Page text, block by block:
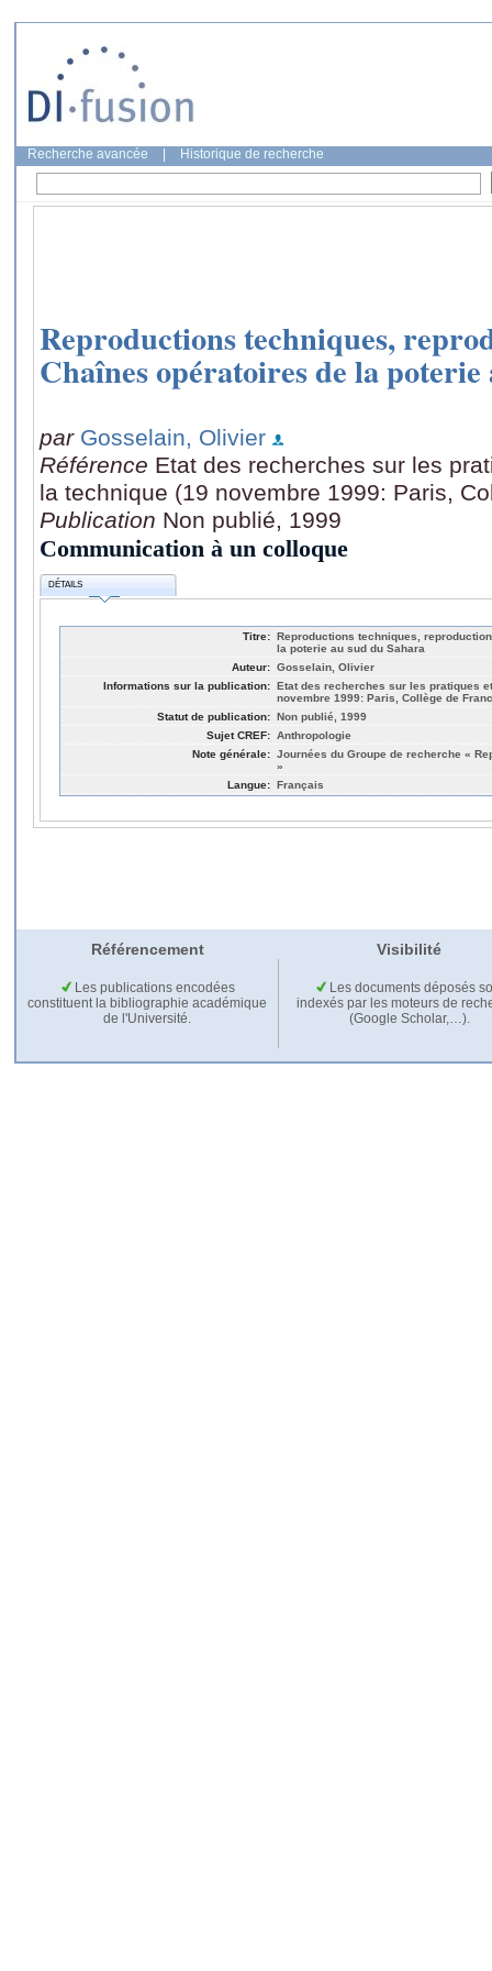
Recherche avancée Historique de recherche
Reproductions techniques,
Chaînes opératoires de la
par Gosselain, Olivier
Référence Etat des recherches sur les
la technique (19 novembre 1999: Paris,
Publication Non publié, 1999
Communication à un colloque
DÉTAILS
Titre: Reproductions techniques,
la poterie au sud du Sahara
Auteur: Gosselain, Olivier
Informations sur la publication: Etat des recherches sur les pratiques
novembre 1999: Paris, Collège de
Statut de publication: Non publié, 1999
Sujet CREF: Anthropologie
Note générale: Journées du Groupe de recherche «
»
Langue: Français
Référencement Visibilité
Les publications encodées
constituent la bibliographie académique
de l'Université.
Les documents déposés
indexés par les moteurs de
(Google Scholar,…).